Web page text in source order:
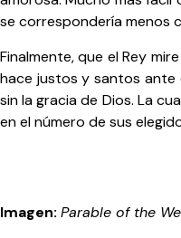
se correspondería menos
Finalmente, que el Rey
hace justos y santos ante
sin la gracia de Dios. La
en el número de sus
Imagen: Parable of the